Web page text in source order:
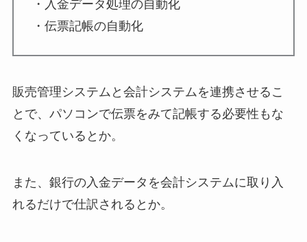
・入金データ処理の自動化
・伝票記帳の自動化
販売管理システムと会計システムを連携させるこ
とで、パソコンで伝票をみて記帳する必要性もな
くなっているとか。
また、銀行の入金データを会計システムに取り入
れるだけで仕訳されるとか。